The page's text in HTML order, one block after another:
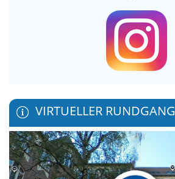
VIRTUELLER RUNDGANG